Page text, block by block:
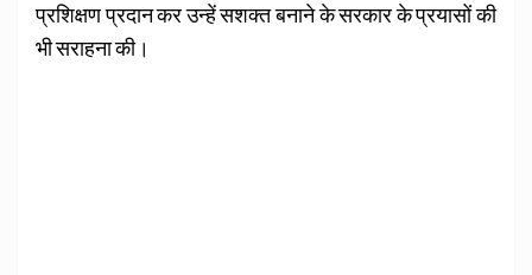
प्रशिक्षण प्रदान कर उन्हें सशक्त बनाने के सरकार के प्रयासों की
भी सराहना की।